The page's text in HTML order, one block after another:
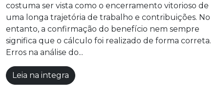
costuma ser vista como o encerramento vitorioso de
uma longa trajetória de trabalho e contribuições. No
entanto, a confirmação do benefício nem sempre
significa que o cálculo foi realizado de forma correta.
Erros na análise do...
Leia na integra